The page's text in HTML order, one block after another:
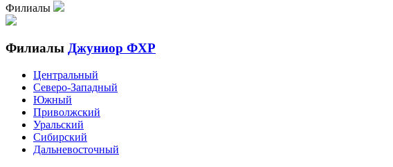
Филиалы
Филиалы Джуниор ФХР
Центральный
Северо-Западный
Южный
Приволжский
Уральский
Сибирский
Дальневосточный